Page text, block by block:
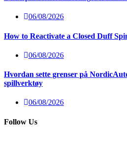
06/08/2026
How to Reactivate a Closed Duff
06/08/2026
Hvordan sette grenser på
spillverktøy
06/08/2026
Follow Us